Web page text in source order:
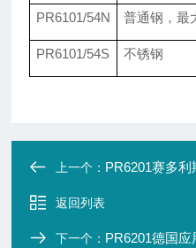
PR6101/54N 普通钢，最
PR6101/54S 不锈钢
上一个： PR6201赛多
返回列表
下一个： PR6201德国